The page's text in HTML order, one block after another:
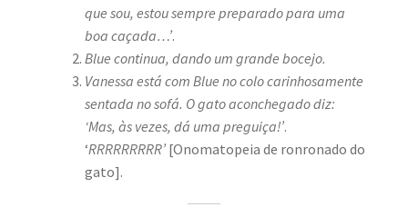
que sou, estou sempre preparado para uma
boa caçada…’.
Blue continua, dando um grande bocejo.
Vanessa está com Blue no colo carinhosamente
sentada no sofá. O gato aconchegado diz:
‘Mas, às vezes, dá uma preguiça!’.
‘RRRRRRRRR’[Onomatopeia de ronronado do
gato].